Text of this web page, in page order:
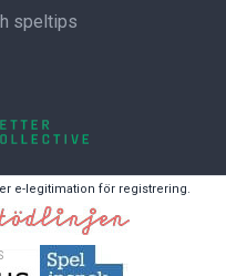
speltips
e-legitimation för registrering.